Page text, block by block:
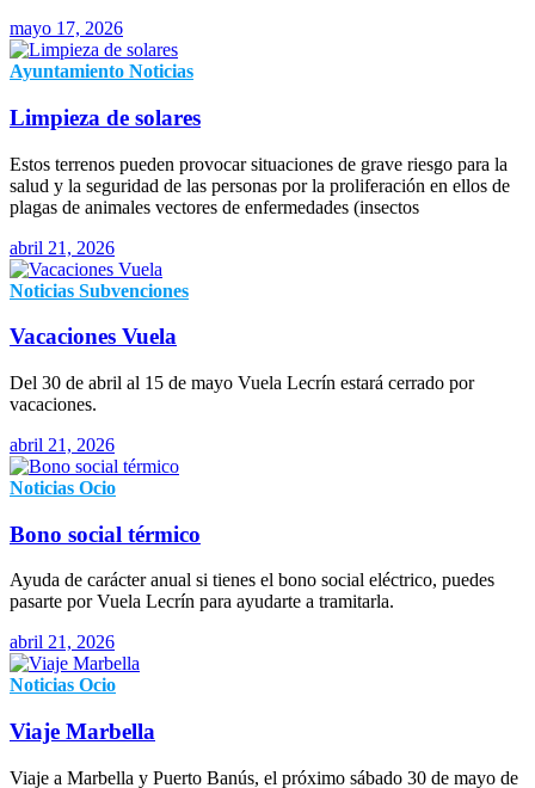
mayo 17, 2026
Ayuntamiento Noticias
Limpieza de solares
Estos terrenos pueden provocar situaciones de grave riesgo para la
salud y la seguridad de las personas por la proliferación en ellos de
plagas de animales vectores de enfermedades (insectos
abril 21, 2026
Noticias Subvenciones
Vacaciones Vuela
Del 30 de abril al 15 de mayo Vuela Lecrín estará cerrado por
vacaciones.
abril 21, 2026
Noticias Ocio
Bono social térmico
Ayuda de carácter anual si tienes el bono social eléctrico, puedes
pasarte por Vuela Lecrín para ayudarte a tramitarla.
abril 21, 2026
Noticias Ocio
Viaje Marbella
Viaje a Marbella y Puerto Banús, el próximo sábado 30 de mayo de